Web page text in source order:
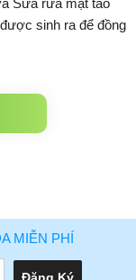
sinh ra để đồng
MIỄN PHÍ